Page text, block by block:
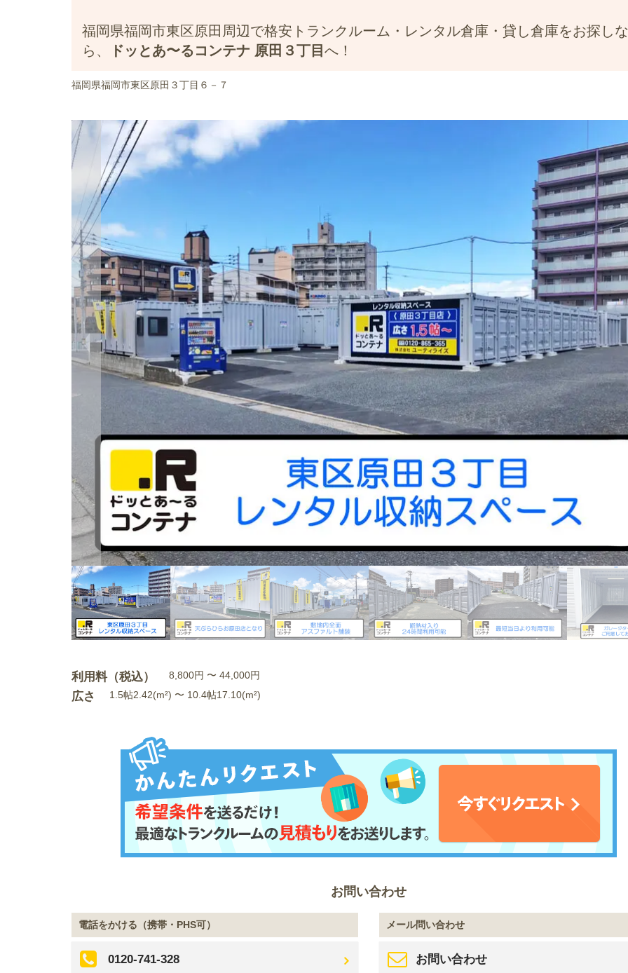
福岡県福岡市東区原田周辺で格安トランクルーム・レンタル倉庫・貸し倉庫をお探しな
ら、
ドッとあ〜るコンテナ 原田３丁目 へ！
福岡県福岡市東区原田３丁目６－７
利用料（税込） 8,800円 〜 44,000円
広さ 1.5帖2.42(m²) 〜 10.4帖17.10(m²)
お問い合わせ
電話をかける（携帯・PHS可）
0120-741-328
メール問い合わせ
お問い合わせ